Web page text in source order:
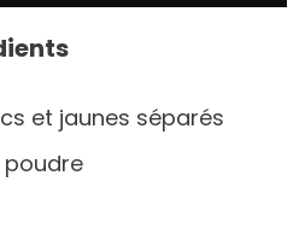
et jaunes séparés
poudre